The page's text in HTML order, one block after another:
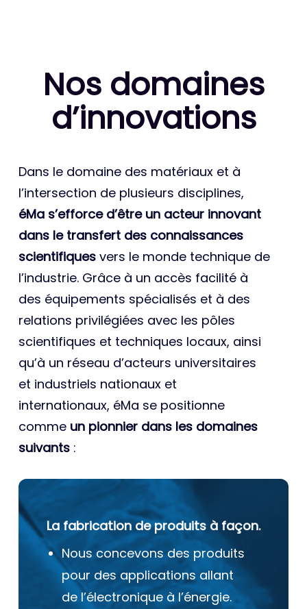
Nos domaines
d’innovations
Dans le domaine des matériaux et à
l’intersection de plusieurs disciplines,
éMa s’efforce d’être un acteur innovant
dans le transfert des connaissances
scientifiques vers le monde technique de
l’industrie. Grâce à un accès facilité à
des équipements spécialisés et à des
relations privilégiées avec les pôles
scientifiques et techniques locaux, ainsi
qu’à un réseau d’acteurs universitaires
et industriels nationaux et
internationaux, éMa se positionne
comme un pionnier dans les domaines
suivants :
La fabrication de produits à façon.
Nous concevons des produits
pour des applications allant
de l’électronique à l’énergie.